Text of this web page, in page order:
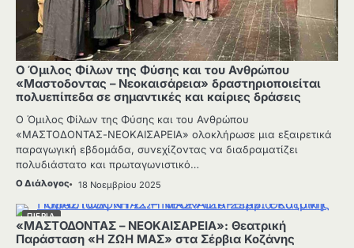
Ο Όμιλος Φίλων της Φύσης και του Ανθρώπου
«Μαστοδοντας – Νεοκαισάρεια» δραστηριοποιείται
πολυεπίπεδα σε σημαντικές και καίριες δράσεις
Ο Όμιλος Φίλων της Φύσης και του Ανθρώπου
«ΜΑΣΤΟΔΟΝΤΑΣ-ΝΕΟΚΑΙΣΑΡΕΙΑ» ολοκλήρωσε μια εξαιρετικά
παραγωγική εβδομάδα, συνεχίζοντας να διαδραματίζει
πολυδιάστατο και πρωταγωνιστικό…
Ο Διάλογος 18 Νοεμβρίου 2025
ΠΙΕΡΙΑ
«ΜΑΣΤΟΔΟΝΤΑΣ – ΝΕΟΚΑΙΣΑΡΕΙΑ»: Θεατρική
Παράσταση «Η ΖΩΗ ΜΑΣ» στα Σέρβια Κοζάνης